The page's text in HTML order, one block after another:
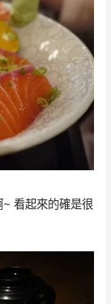
看起來的確是很